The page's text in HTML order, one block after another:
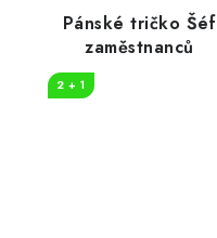
Pánské tričko Šéf
zaměstnanců
2 + 1